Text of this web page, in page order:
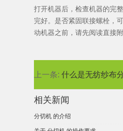
打开机器后，检查机器的完
完好。是否紧固联接螺栓，
动机器之前，请先阅读直接
上一条: 什么是无纺纱布
相关新闻
分切机 的介绍